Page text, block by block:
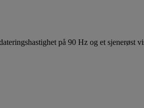
på 90 Hz og et sjenerøst